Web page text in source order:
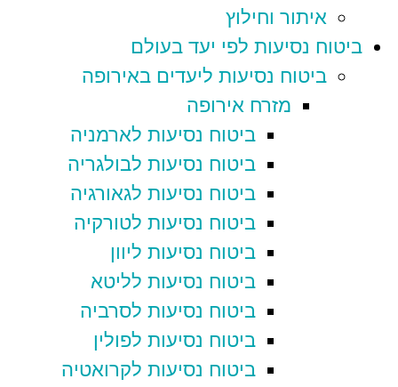
איתור וחילוץ
ביטוח נסיעות לפי יעד בעולם
ביטוח נסיעות ליעדים באירופה
מזרח אירופה
ביטוח נסיעות לארמניה
ביטוח נסיעות לבולגריה
ביטוח נסיעות לגאורגיה
ביטוח נסיעות לטורקיה
ביטוח נסיעות ליוון
ביטוח נסיעות לליטא
ביטוח נסיעות לסרביה
ביטוח נסיעות לפולין
ביטוח נסיעות לקרואטיה